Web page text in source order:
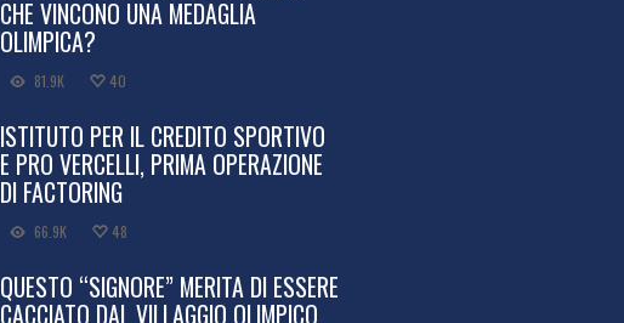
CHE VINCONO UNA MEDAGLIA
OLIMPICA?
81.9K 40
ISTITUTO PER IL CREDITO SPORTIVO
E PRO VERCELLI, PRIMA OPERAZIONE
DI FACTORING
66.9K 48
QUESTO “SIGNORE” MERITA DI ESSERE
CACCIATO DAL VILLAGGIO OLIMPICO